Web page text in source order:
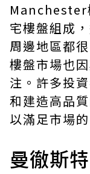
Manchester
宅樓盤組成
周邊地區都
樓盤市場也
注。許多投
和建造高品
以滿足市場的
曼徹斯